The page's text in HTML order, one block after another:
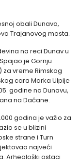
obali Dunava,
Trajanovog mosta.
na reci Dunav u
je Gornju
za vreme Rimskog
cara Marka Ulpije
godine na Dunavu,
na Dačane.
godina je važio za
se u blizini
strane i Turn
najveći
Arheološki ostaci